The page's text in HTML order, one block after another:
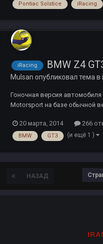
iRacingNews Challenge M...
Pontiac Solstice iRacing
iRacing BMW Z4
Mulsan опубликовал тема в
Гоночная версия
Motorsport на базе обычной
Модель оснащена 4,4-
приводом.Передний
20 марта, 2014 266
BMW GT3 (и ещё 1 )
НАЗАД